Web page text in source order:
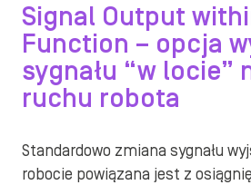
Signal Output
Function – opcja
sygnału “w locie”
ruchu robota
Standardowo zmiana sygnału
robocie powiązana jest z